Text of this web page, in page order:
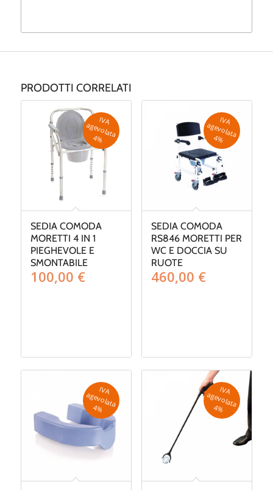
PRODOTTI CORRELATI
SEDIA COMODA
MORETTI 4 IN 1
PIEGHEVOLE E
SMONTABILE
100,00 €
IV
A
a
g
e
v
o
la
ta
4
%
SEDIA COMODA
RS846 MORETTI PER
WC E DOCCIA SU
RUOTE
460,00 €
IV
A
a
g
e
v
o
la
ta
4
%
IV
A
a
g
e
v
o
la
ta
4
%
IV
A
a
g
e
v
o
la
ta
4
%